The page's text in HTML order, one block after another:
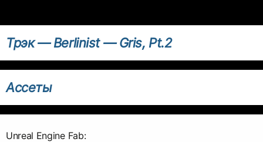
Трэк — Berlinist — Gris, Pt.2
Ассеты
Unreal Engine Fab: